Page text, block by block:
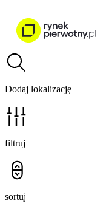
Dodaj lokalizację
filtruj
sortuj